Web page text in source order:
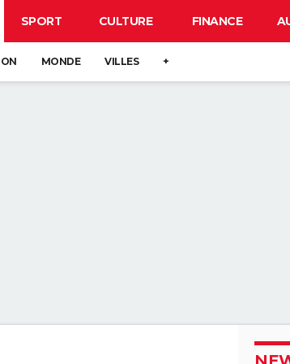
SPORT CULTURE FINANCE
MONDE VILLES +